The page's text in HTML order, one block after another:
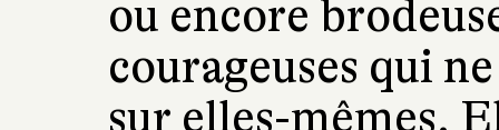
ou encore
courageuses qui
sur elles-mêmes.